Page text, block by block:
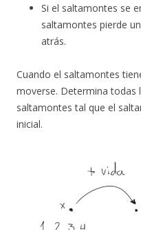
Si el saltamontes se
saltamontes pierde
atrás.
Cuando el saltamontes
moverse. Determina todas
saltamontes tal que el
inicial.